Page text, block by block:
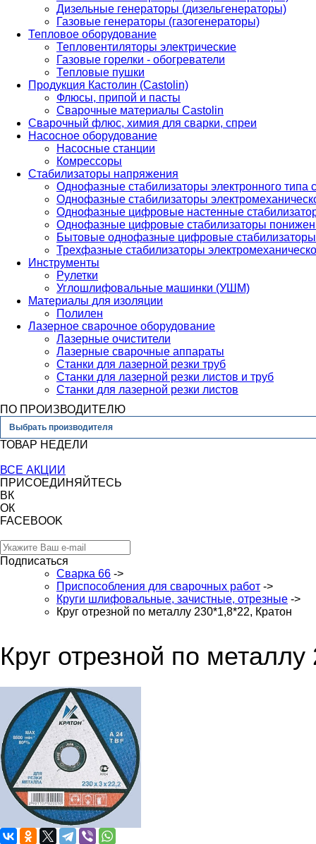
Дизельные генераторы (дизельгенераторы)
Газовые генераторы (газогенераторы)
Тепловое оборудование
Тепловентиляторы электрические
Газовые горелки - обогреватели
Тепловые пушки
Продукция Кастолин (Castolin)
Флюсы, припой и пасты
Сварочные материалы Castolin
Сварочный флюс, химия для сварки, спреи
Насосное оборудование
Насосные станции
Комрессоры
Стабилизаторы напряжения
Однофазные стабилизаторы электронного
Однофазные стабилизаторы
Однофазные цифровые настенные
Однофазные цифровые стабилизаторы
Бытовые однофазные цифровые стабилизаторы
Трехфазные стабилизаторы
Инструменты
Рулетки
Углошлифовальные машинки (УШМ)
Материалы для изоляции
Полилен
Лазерное сварочное оборудование
Лазерные очистители
Лазерные сварочные аппараты
Станки для лазерной резки труб
Станки для лазерной резки листов и труб
Станки для лазерной резки листов
ПО ПРОИЗВОДИТЕЛЮ
Выбрать производителя
ТОВАР НЕДЕЛИ
ВСЕ АКЦИИ
ПРИСОЕДИНЯЙТЕСЬ
ВК
ОК
FACEBOOK
Подписаться
Сварка 66 ->
Приспособления для сварочных работ ->
Круги шлифовальные, зачистные, отрезные ->
Круг отрезной по металлу 230*1,8*22, Кратон
Круг отрезной по